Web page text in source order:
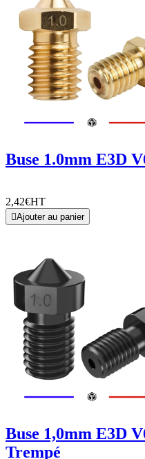
Buse 1.0mm E3D
2,42€HT
Ajouter au panier
Buse 1,0mm E3D
Trempé